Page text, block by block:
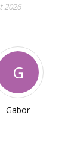
2026
G
Gabor